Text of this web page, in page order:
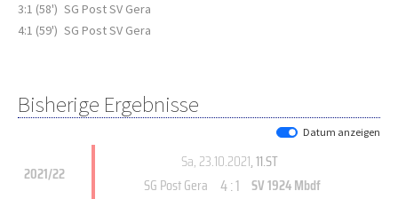
3:1 (58') SG Post SV Gera
4:1 (59') SG Post SV Gera
Bisherige Ergebnisse
Datum anzeigen
2021/22
Sa, 23.10.2021, 11.ST
SG Post Gera 4 : 1 SV 1924 Mbdf